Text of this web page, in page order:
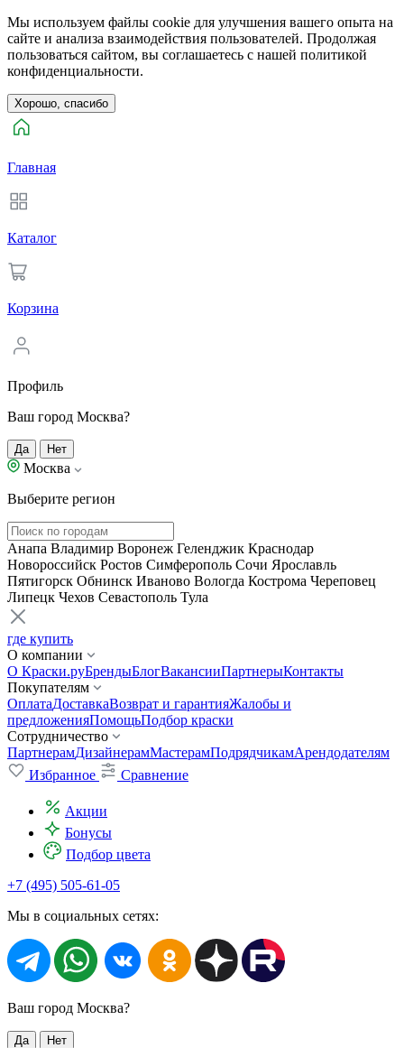
Мы используем файлы cookie для улучшения вашего опыта на
сайте и анализа взаимодействия пользователей. Продолжая
пользоваться сайтом, вы соглашаетесь с нашей политикой
конфиденциальности.
Хорошо, спасибо
Главная
Каталог
Корзина
Профиль
Ваш город Москва?
Да Нет
Москва
Выберите регион
Анапа Владимир Воронеж Геленджик Краснодар
Новороссийск Ростов Симферополь Сочи Ярославль
Пятигорск Обнинск Иваново Вологда Кострома Череповец
Липецк Чехов Севастополь Тула
где купить
О компании
О Краски.руБрендыБлогВакансииПартнерыКонтакты
Покупателям
ОплатаДоставкаВозврат и гарантияЖалобы и
предложенияПомощьПодбор краски
Сотрудничество
ПартнерамДизайнерамМастерамПодрядчикамАрендодателям
Избранное
Сравнение
Акции
Бонусы
Подбор цвета
+7 (495) 505-61-05
Мы в социальных сетях:
Ваш город Москва?
Да Нет